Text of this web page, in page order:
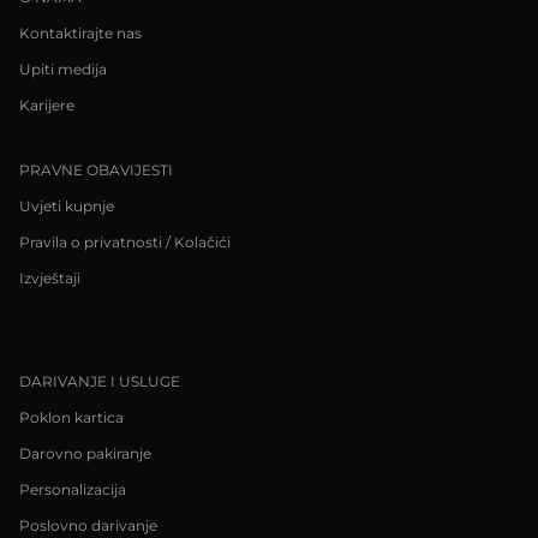
Kontaktirajte nas
Upiti medija
Karijere
PRAVNE OBAVIJESTI
Uvjeti kupnje
Pravila o privatnosti / Kolačići
Izvještaji
DARIVANJE I USLUGE
Poklon kartica
Darovno pakiranje
Personalizacija
Poslovno darivanje